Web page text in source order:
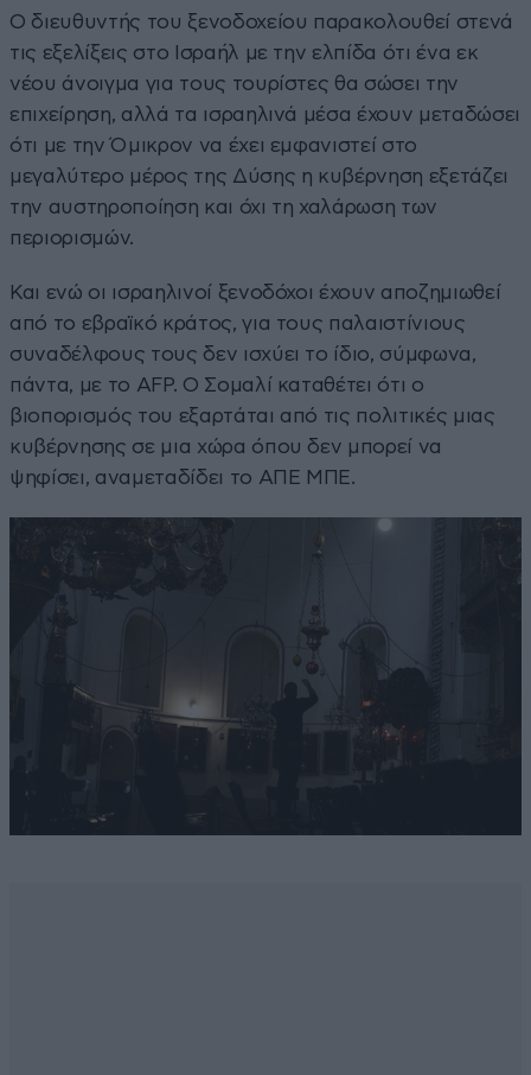
Ο διευθυντής του ξενοδοχείου παρακολουθεί στενά
τις εξελίξεις στο Ισραήλ με την ελπίδα ότι ένα εκ
νέου άνοιγμα για τους τουρίστες θα σώσει την
επιχείρηση, αλλά τα ισραηλινά μέσα έχουν μεταδώσει
ότι με την Όμικρον να έχει εμφανιστεί στο
μεγαλύτερο μέρος της Δύσης η κυβέρνηση εξετάζει
την αυστηροποίηση και όχι τη χαλάρωση των
περιορισμών.
Και ενώ οι ισραηλινοί ξενοδόχοι έχουν αποζημιωθεί
από το εβραϊκό κράτος, για τους παλαιστίνιους
συναδέλφους τους δεν ισχύει το ίδιο, σύμφωνα,
πάντα, με το AFP. Ο Σομαλί καταθέτει ότι ο
βιοπορισμός του εξαρτάται από τις πολιτικές μιας
κυβέρνησης σε μια χώρα όπου δεν μπορεί να
ψηφίσει, αναμεταδίδει το ΑΠΕ ΜΠΕ.